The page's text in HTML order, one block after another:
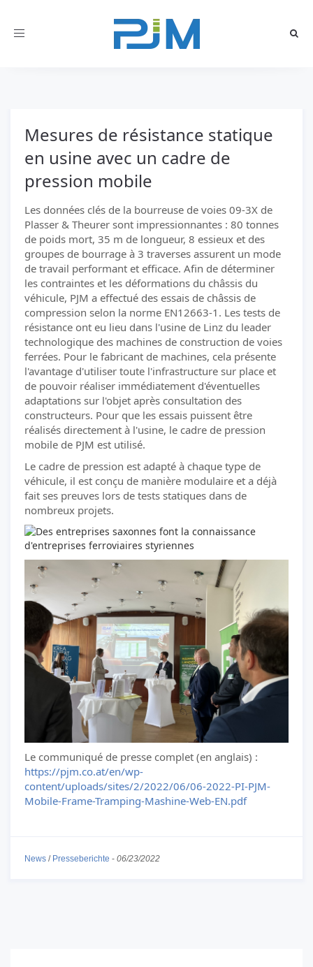
Toggle
Mesures de résistance statique
en usine avec un cadre de
pression mobile
Les données clés de la bourreuse de voies 09-3X de
Plasser & Theurer sont impressionnantes : 80 tonnes
de poids mort, 35 m de longueur, 8 essieux et des
groupes de bourrage à 3 traverses assurent un mode
de travail performant et efficace. Afin de déterminer
les contraintes et les déformations du châssis du
véhicule, PJM a effectué des essais de châssis de
compression selon la norme EN12663-1. Les tests de
résistance ont eu lieu dans l'usine de Linz du leader
technologique des machines de construction de voies
ferrées. Pour le fabricant de machines, cela présente
l'avantage d'utiliser toute l'infrastructure sur place et
de pouvoir réaliser immédiatement d'éventuelles
adaptations sur l'objet après consultation des
constructeurs. Pour que les essais puissent être
réalisés directement à l'usine, le cadre de pression
mobile de PJM est utilisé.
Le cadre de pression est adapté à chaque type de
véhicule, il est conçu de manière modulaire et a déjà
fait ses preuves lors de tests statiques dans de
nombreux projets.
Le communiqué de presse complet (en anglais) :
https://pjm.co.at/en/wp-
content/uploads/sites/2/2022/06/06-2022-PI-PJM-
Mobile-Frame-Tramping-Mashine-Web-EN.pdf
News / Presseberichte - 06/23/2022